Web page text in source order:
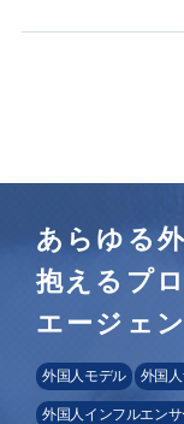
あらゆる
抱えるプ
エージェ
外国人モデル 外国
外国人インフルエンサ